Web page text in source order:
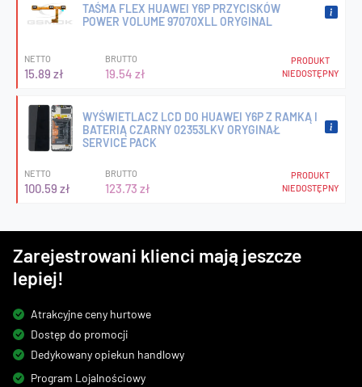
TAŚMA FLEX HUAWEI Y6P PRZYCISKÓW
POWER VOLUME 97070XLL ORYGINAL
NETTO
15.89 zł
BRUTTO
19.54 zł
PRODUKT
NIEDOSTĘPNY
WYŚWIETLACZ LCD DO HUAWEI Y6P Z RAMKĄ I
BATERIĄ CZARNY 02353LKV ORYGINAŁ
SERVICE PACK
NETTO
100.59 zł
BRUTTO
123.73 zł
PRODUKT
NIEDOSTĘPNY
Zarejestrowani klienci mają jeszcze
lepiej!
Atrakcyjne ceny hurtowe
Dostęp do promocji
Dedykowany opiekun handlowy
Program Lojalnościowy